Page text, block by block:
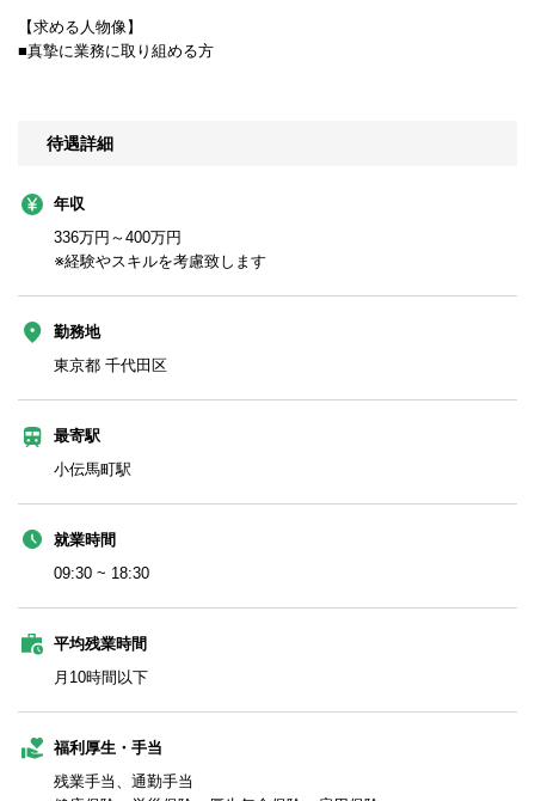
【求める人物像】
■真摯に業務に取り組める方
待遇詳細
年収
336万円～400万円
※経験やスキルを考慮致します
勤務地
東京都 千代田区
最寄駅
小伝馬町駅
就業時間
09:30 ~ 18:30
平均残業時間
月10時間以下
福利厚生・手当
残業手当、通勤手当